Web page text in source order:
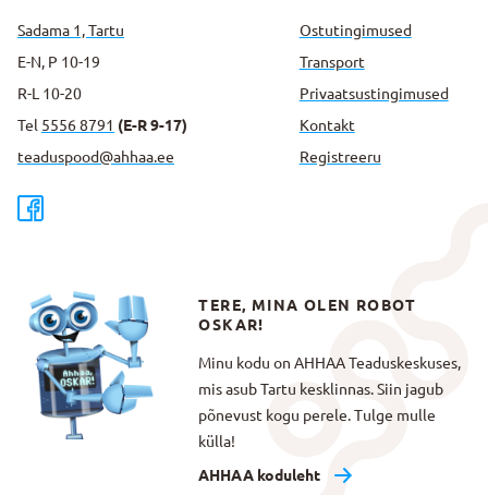
Sadama 1, Tartu
E-N, P 10-19
R-L 10-20
Tel 5556 8791 (E-R 9-17)
teaduspood@ahhaa.ee
Ostutingimused
Transport
Privaatsus­tingimused
Kontakt
Registreeru
TERE, MINA OLEN ROBOT
OSKAR!
Minu kodu on AHHAA Teaduskeskuses,
mis asub Tartu kesklinnas. Siin jagub
põnevust kogu perele. Tulge mulle
külla!
AHHAA koduleht